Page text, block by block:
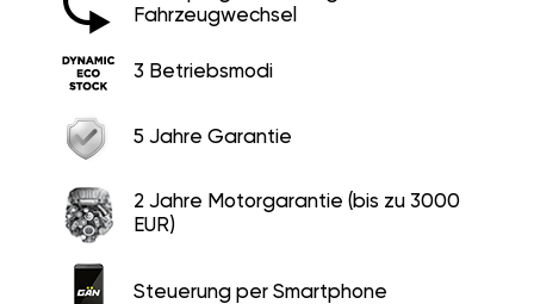
Fahrzeugwechsel
3 Betriebsmodi
5 Jahre Garantie
2 Jahre Motorgarantie (bis zu 3000
EUR)
Steuerung per Smartphone